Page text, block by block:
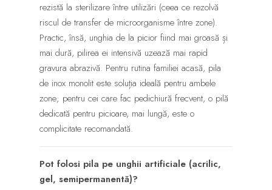
rezistă la sterilizare între utilizări (ceea ce rezolvă
riscul de transfer de microorganisme între zone).
Practic, însă, unghia de la picior fiind mai groasă și
mai dură, pilirea ei intensivă uzează mai rapid
gravura abrazivă. Pentru rutina familiei acasă, pila
de inox monolit este soluția ideală pentru ambele
zone; pentru cei care fac pedichiură frecvent, o pilă
dedicată pentru picioare, mai lungă, este o
complicitate recomandată.
Pot folosi pila pe unghii artificiale (acrilic,
gel, semipermanentă)?